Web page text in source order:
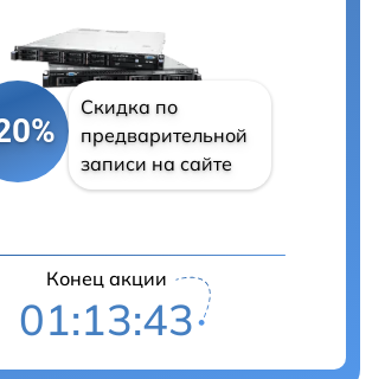
Скидка по
предварительной
записи на сайте
Конец акции
01:13:42